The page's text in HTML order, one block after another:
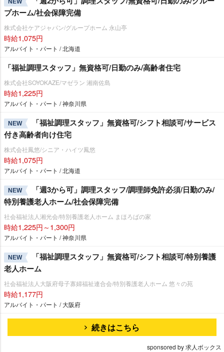
NEW
プホーム/社会保障完備
株式会社ケアジャパン/グループホーム 永山亭
時給1,075円
アルバイト・パート / 北海道
「福祉調理スタッフ」無資格可/日勤のみ/高齢者住宅
株式会社SOYOKAZE/マゼラン 湘南佐島
時給1,225円
アルバイト・パート / 神奈川県
NEW
「福祉調理スタッフ」無資格可/シフト相談可/サービス
付き高齢者向け住宅
株式会社鳳悠/シニア・ハイツ鳳悠
時給1,075円
アルバイト・パート / 北海道
NEW
「週3から可」調理スタッフ/調理師免許必須/日勤のみ/
特別養護老人ホーム/社会保障完備
社会福祉法人湘光会/特別養護老人ホーム まほろばの家
時給1,225円～1,300円
アルバイト・パート / 神奈川県
NEW
「福祉調理スタッフ」無資格可/シフト相談可/特別養護
老人ホーム
社会福祉法人大阪府母子寡婦福祉連合会/特別養護老人ホーム 悠々の苑
時給1,177円
アルバイト・パート / 大阪府
続きはこちら
sponsored by 求人ボックス